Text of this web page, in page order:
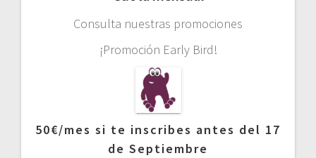
Consulta nuestras promociones
¡Promoción Early Bird!
50€/mes si te inscribes antes del 17
de Septiembre